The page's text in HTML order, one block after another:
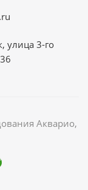
улица 3-го
Акварио,